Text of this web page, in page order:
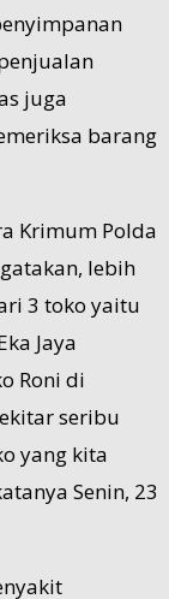
juga
barang
Krimum Polda
lebih
3 toko yaitu
Jaya
Roni di
seribu
yang kita
Senin, 23